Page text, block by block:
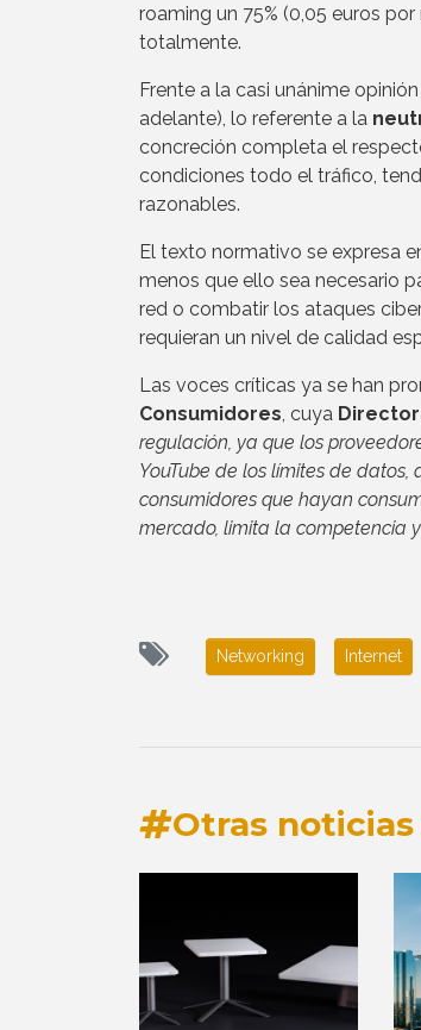
roaming un 75% (0,05 euros
totalmente.
Frente a la casi unánime
adelante), lo referente a la
concreción completa el
condiciones todo el tráfico,
razonables.
El texto normativo se expresa
menos que ello sea necesario
red o combatir los ataques
requieran un nivel de calidad
Las voces críticas ya se han
Consumidores , cuya
regulación, ya que los
YouTube de los límites de
consumidores que hayan
mercado, limita la competencia
Networking Internet
Otras